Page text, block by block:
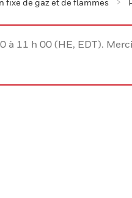
fixe de gaz et de flammes
11 h 00 (HE, EDT).